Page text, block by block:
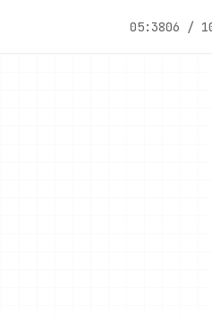
05:3806 /